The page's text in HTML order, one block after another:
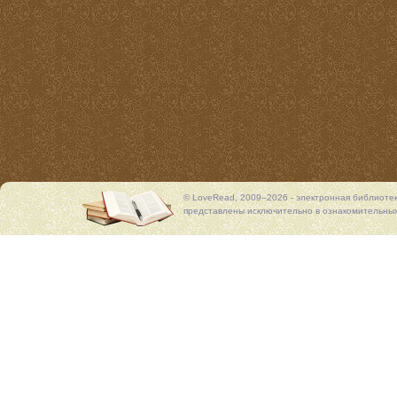
© LoveRead, 2009–2026 - электронная
представлены исключительно в